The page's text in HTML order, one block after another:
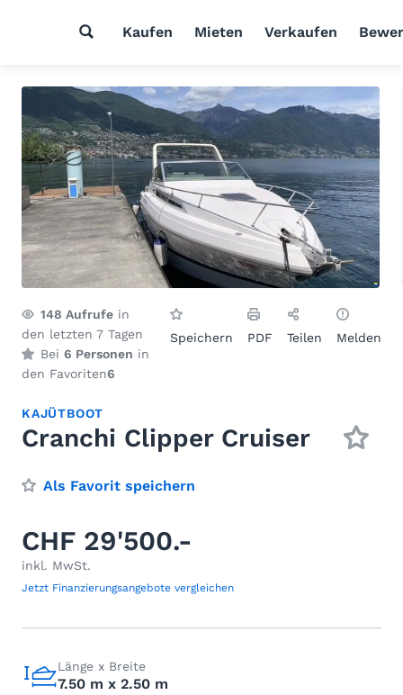
Kaufen Mieten Verkaufen
148 Aufrufe in
den letzten 7 Tagen
Bei 6 Personen in
den Favoriten6
Speichern PDF Teilen Melden
KAJÜTBOOT
Cranchi Clipper Cruiser
Als Favorit speichern
CHF 29'500.-
inkl. MwSt.
Jetzt Finanzierungsangebote vergleichen
Länge x Breite
7.50 m x 2.50 m